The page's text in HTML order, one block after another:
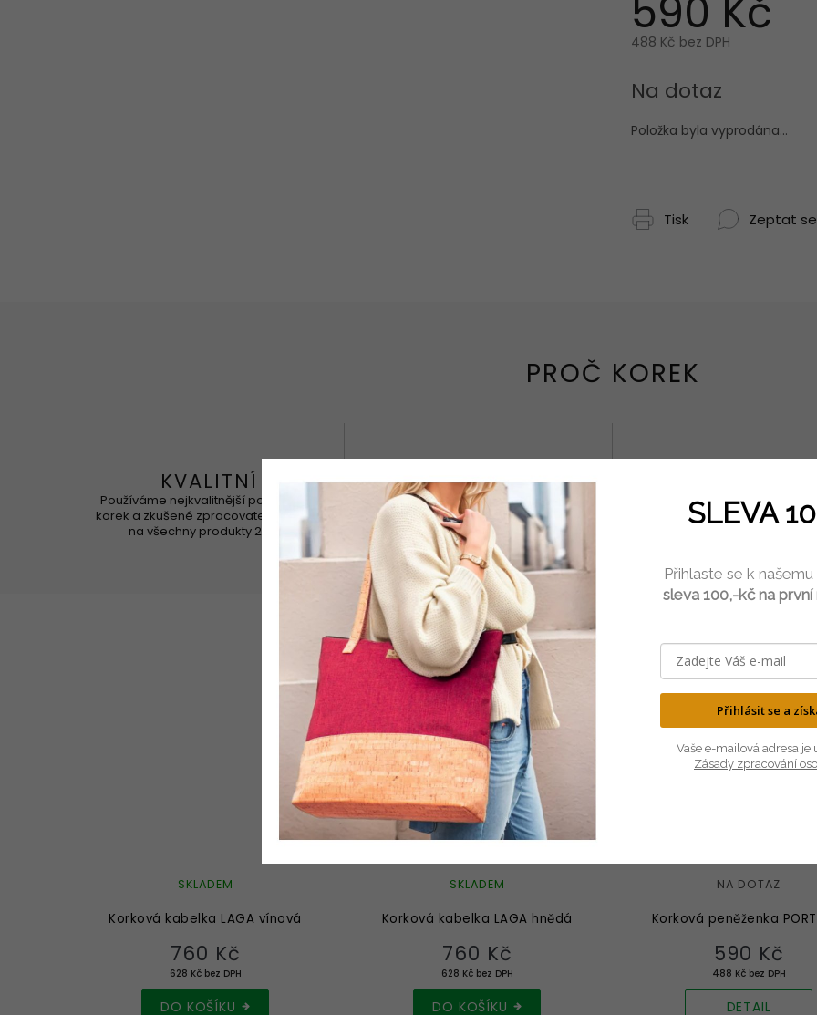
590 Kč
488 Kč bez DPH
cena:
Na dotaz
Položka byla vyprodána…
Tisk Zeptat se
KVALITNÍ
Používáme nejkvalitnější portugalský
korek a zkušené zpracovatele. Záruka
na všechny produkty 2 roky
LEHKÝ
Korek je neuvěřitelně lehký, ale velmi
odolný materiál.
Korek pochází z kůry dubu
100% přírodní a
SOUVISEJÍCÍ PRODUKTY
Korková kabelka LAGA vínová
SKLADEM
628 Kč bez DPH
760 Kč
DO KOŠÍKU
Korková kabelka LAGA hnědá
SKLADEM
628 Kč bez DPH
760 Kč
DO KOŠÍKU
Korková peněženka
NA DOTAZ
488 Kč bez DPH
590 Kč
DETAIL
SLEVA
Přihlaste se k
sleva 100,-kč na první
Přihlásit se a
Vaše e-mailová adresa je
Zásady zpracování